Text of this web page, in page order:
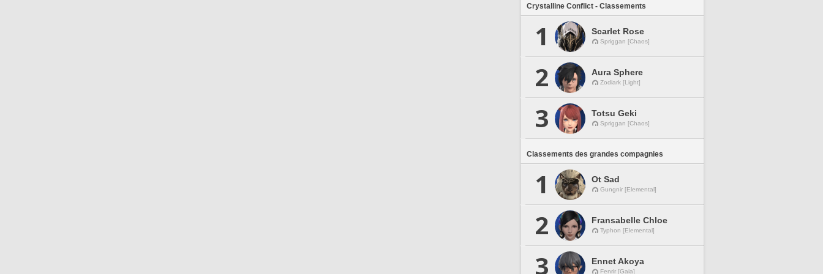
Crystalline Conflict - Classements
1 Scarlet Rose
Spriggan [Chaos]
2 Aura Sphere
Zodiark [Light]
3 Totsu Geki
Spriggan [Chaos]
Classements des grandes compagnies
1 Ot Sad
Gungnir [Elemental]
2 Fransabelle Chloe
Typhon [Elemental]
3 Ennet Akoya
Fenrir [Gaia]